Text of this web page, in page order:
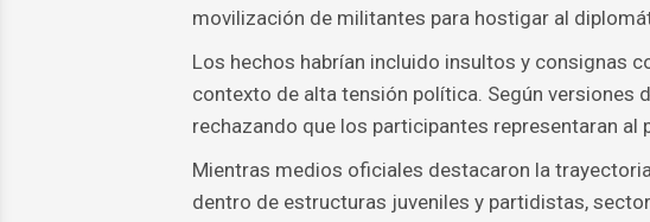
movilización de militantes para hostigar al
Los hechos habrían incluido insultos y consignas
contexto de alta tensión política. Según versiones
rechazando que los participantes representaran al
Mientras medios oficiales destacaron la
dentro de estructuras juveniles y partidistas,